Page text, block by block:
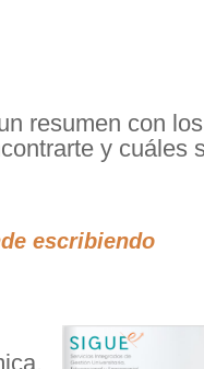
resumen con
y cuáles
escribiendo